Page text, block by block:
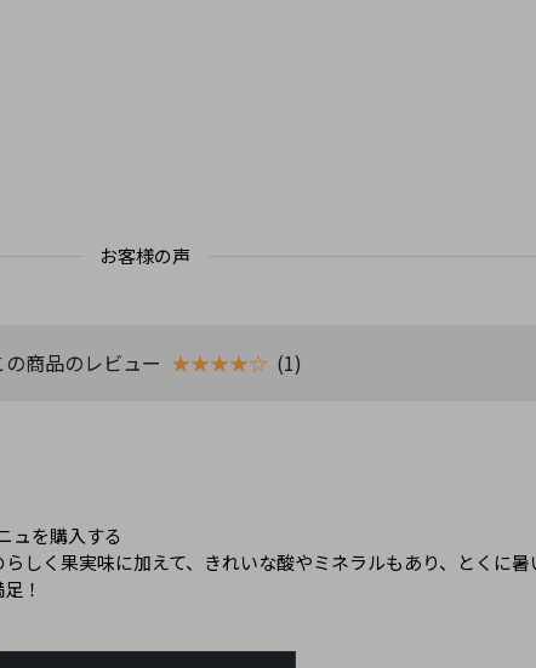
お客様の声
の商品のレビュー ★★★★☆ (1)
ュを購入する
しく果実味に加えて、きれいな酸やミネラルもあり、とくに
！